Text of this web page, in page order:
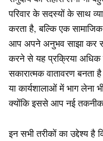
परिवार के सदस्यों के साथ
करता है, बल्कि एक सामाजिक
आप अपने अनुभव साझा कर
करने से यह प्रक्रिया
सकारात्मक वातावरण बनता
या कार्यशालाओं में भाग लेना
क्योंकि इससे आप नई
इन सभी तरीकों का उद्देश्य है